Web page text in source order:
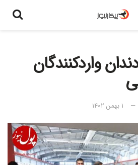
واردکنندگان
1 بهمن 1402